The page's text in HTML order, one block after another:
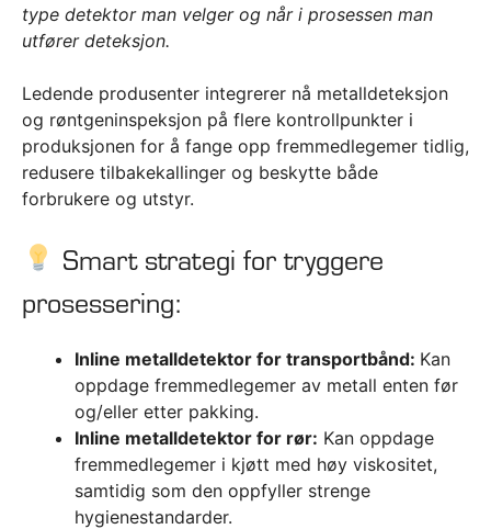
type detektor man velger og når i prosessen man
utfører deteksjon.
Ledende produsenter integrerer nå metalldeteksjon
og røntgeninspeksjon på flere kontrollpunkter i
produksjonen for å fange opp fremmedlegemer tidlig,
redusere tilbakekallinger og beskytte både
forbrukere og utstyr.
Smart strategi for tryggere
prosessering:
Inline metalldetektor for transportbånd: Kan
oppdage fremmedlegemer av metall enten før
og/eller etter pakking.
Inline metalldetektor for rør: Kan oppdage
fremmedlegemer i kjøtt med høy viskositet,
samtidig som den oppfyller strenge
hygienestandarder.